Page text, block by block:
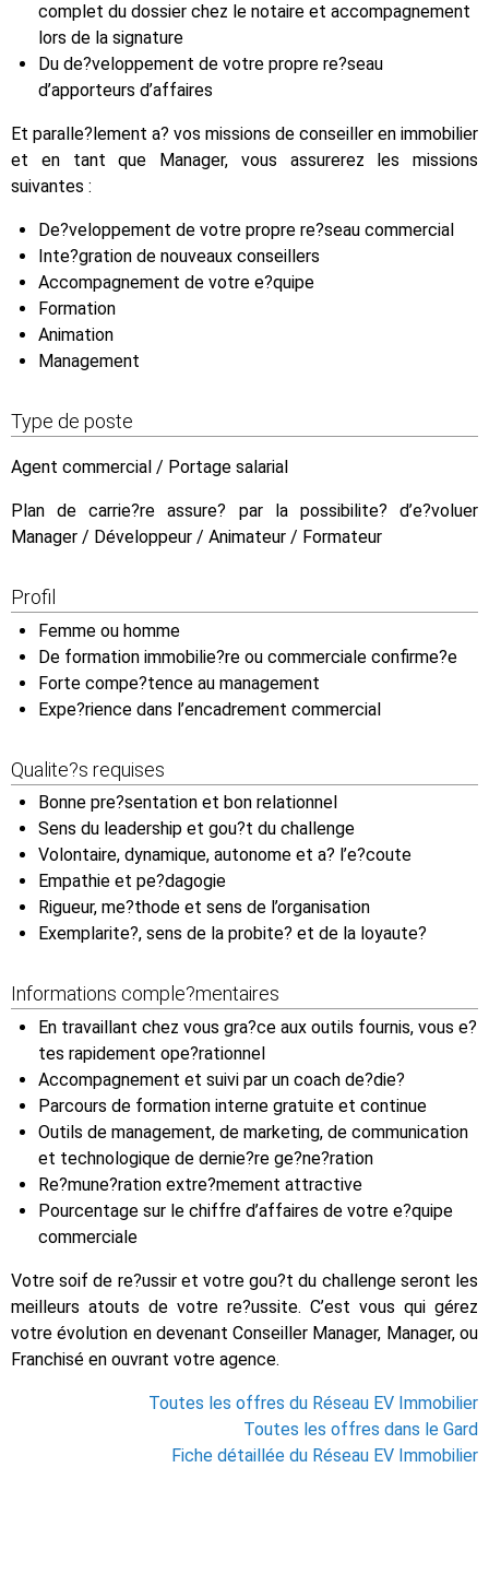
complet du dossier chez le notaire et accompagnement
lors de la signature
Du de?veloppement de votre propre re?seau
d’apporteurs d’affaires
Et paralle?lement a? vos missions de conseiller en immobilier
et en tant que Manager, vous assurerez les missions
suivantes :
De?veloppement de votre propre re?seau commercial
Inte?gration de nouveaux conseillers
Accompagnement de votre e?quipe
Formation
Animation
Management
Type de poste
Agent commercial / Portage salarial
Plan de carrie?re assure? par la possibilite? d’e?voluer
Manager / Développeur / Animateur / Formateur
Profil
Femme ou homme
De formation immobilie?re ou commerciale confirme?e
Forte compe?tence au management
Expe?rience dans l’encadrement commercial
Qualite?s requises
Bonne pre?sentation et bon relationnel
Sens du leadership et gou?t du challenge
Volontaire, dynamique, autonome et a? l’e?coute
Empathie et pe?dagogie
Rigueur, me?thode et sens de l’organisation
Exemplarite?, sens de la probite? et de la loyaute?
Informations comple?mentaires
En travaillant chez vous gra?ce aux outils fournis, vous e?
tes rapidement ope?rationnel
Accompagnement et suivi par un coach de?die?
Parcours de formation interne gratuite et continue
Outils de management, de marketing, de communication
et technologique de dernie?re ge?ne?ration
Re?mune?ration extre?mement attractive
Pourcentage sur le chiffre d’affaires de votre e?quipe
commerciale
Votre soif de re?ussir et votre gou?t du challenge seront les
meilleurs atouts de votre re?ussite. C’est vous qui gérez
votre évolution en devenant Conseiller Manager, Manager, ou
Franchisé en ouvrant votre agence.
Toutes les offres du Réseau EV Immobilier
Toutes les offres dans le Gard
Fiche détaillée du Réseau EV Immobilier